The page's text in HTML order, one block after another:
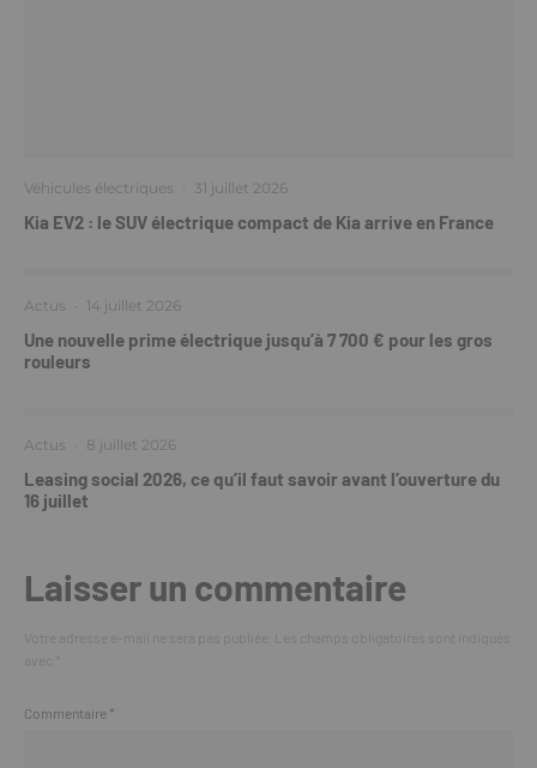
Véhicules électriques · 31 juillet 2026
Kia EV2 : le SUV électrique compact de Kia arrive en France
Actus · 14 juillet 2026
Une nouvelle prime électrique jusqu’à 7 700 € pour les gros
rouleurs
Actus · 8 juillet 2026
Leasing social 2026, ce qu’il faut savoir avant l’ouverture du
16 juillet
Laisser un commentaire
Commentaire *